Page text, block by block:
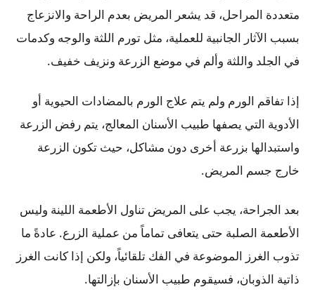
متعددة المراحل، قد يشعر المريض بعدم الراحة والانزعاج
بسبب الآثار الجانبية للعملية، مثل تورم اللثة والوجه وكدمات
في الجلد واللثة وألم في موضع الزرعة ونزيف خفيف.
إذا تفاقم الورم ولم يتم علاج الورم بالمضادات الحيوية أو
الأدوية التي يصفها طبيب الأسنان المعالج، يتم رفض الزرعة
واستبدالها بزرعة أخرى دون مشاكل، حيث تكون الزرعة
خارج جسم المريض.
بعد الجراحة، يجب على المريض تناول الأطعمة اللينة وليس
الأطعمة الصلبة حتى يتعافى تماماً من عملية الزرع. عادةً ما
تذوب الغرز الموضوعة في الفك تلقائياً، ولكن إذا كانت الغرز
ذاتية الذوبان، فسيقوم طبيب الأسنان بإزالتها.